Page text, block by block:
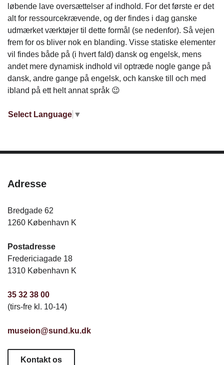
løbende lave oversættelser af indhold. For det første er det
alt for ressourcekrævende, og der findes i dag ganske
udmærket værktøjer til dette formål (se nedenfor). Så vejen
frem for os bliver nok en blanding. Visse statiske elementer
vil findes både på (i hvert fald) dansk og engelsk, mens
andet mere dynamisk indhold vil optræde nogle gange på
dansk, andre gange på engelsk, och kanske till och med
ibland på ett helt annat språk 😉
Select Language ▼
Adresse
Bredgade 62
1260 København K
Postadresse
Fredericiagade 18
1310 København K
35 32 38 00
(tirs-fre kl. 10-14)
museion@sund.ku.dk
Kontakt os